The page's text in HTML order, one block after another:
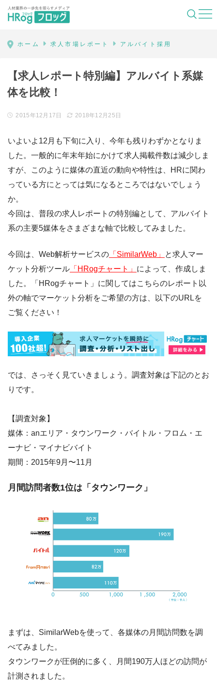
HRog | 人材業界の一歩先を照らすメディ
ホーム 求人市場レポート アルバイト採用
【求人レポート特別編】アルバイト系媒
体を比較！
2015年12月17日 2018年12月25日
いよいよ12月も下旬に入り、今年も残りわずかとなりま
した。一般的に年末年始にかけて求人掲載件数は減少しま
すが、このように媒体の直近の動向や特性は、HRに関わ
っている方にとっては気になるところではないでしょう
か。
今回は、普段の求人レポートの特別編として、アルバイト
系の主要5媒体をさまざまな軸で比較してみました。
今回は、Web解析サービスの 「SimilarWeb」
と求人マー
ケット分析ツール 「HRogチャート」 によって、作成しま
した。「HRogチャート」に関してはこちらのレポート以
外の軸でマーケット分析をご希望の方は、以下のURLを
ご覧ください！
では、さっそく見ていきましょう。調査対象は下記のとお
りです。
【調査対象】
媒体：anエリア・タウンワーク・バイトル・フロム・エ
ーナビ・マイナビバイト
期間：2015年9月〜11月
月間訪問者数1位は「タウンワーク」
まずは、SimilarWebを使って、各媒体の月間訪問数を調
べてみました。
タウンワークが圧倒的に多く、月間190万人ほどの訪問が
計測されました。